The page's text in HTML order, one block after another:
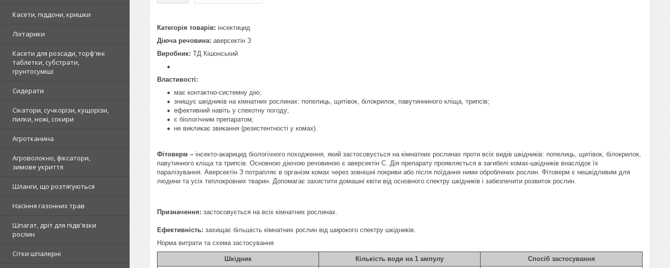
Касети, піддони, кришки
Ліхтарики
Касети для розсади, торф'яні
таблетки, субстрати,
грунтосуміші
Сидерати
Сікатори, сучкорізи, кущорізи,
пилки, ножі, сокири
Агротканина
Агроволокно, фіксатори,
зимове укриття
Шланги, що розтягуються
Насіння газонних трав
Шпагат, дріт для підв'язки
рослин
Сітки шпалерні
Категорія товарів: інсектицид
Діюча речовина: аверсектін З
Виробник: ТД Кішонський
Властивості:
має контактно-системну дію;
знищує шкідників на кімнатних рослинах: попелиць, щитівок, білокрилок, павутинниного кліща, трипсів;
ефективний навіть у спекотну погоду;
є біологічним препаратом;
не викликає звикання (резистентності у комах).
Фітоверм – інсекто-акарицид біологічного походження, який застосовується на кімнатних рослинах проти всіх видів шкідників: попелиць, щитівок, білокрилок,
павутинного кліща та трипсів. Основною діючою речовиною є аверсектін С. Дія препарату проявляється в загибелі комах-шкідників внаслідок їх
паралізування. Аверсектін З потрапляє в організм комах через зовнішні покриви або після поїдання ними оброблених рослин. Фітоверм є нешкідливим для
людини та усіх теплокровних тварин. Допомагає захистити домашні квіти від основного спектру шкідників і забезпечити розвиток рослин.
Призначення: застосовується на всіх кімнатних рослинах.
Ефективність: захищає більшість кімнатних рослин від широкого спектру шкідників.
Норма витрати та схема застосування
Шкідник Кількість води на 1 ампулу
Спосіб застосування